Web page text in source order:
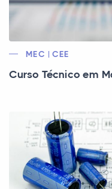
MEC | CEE
Curso Técnico em